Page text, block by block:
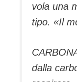
vola una
tipo. «Il
dalla